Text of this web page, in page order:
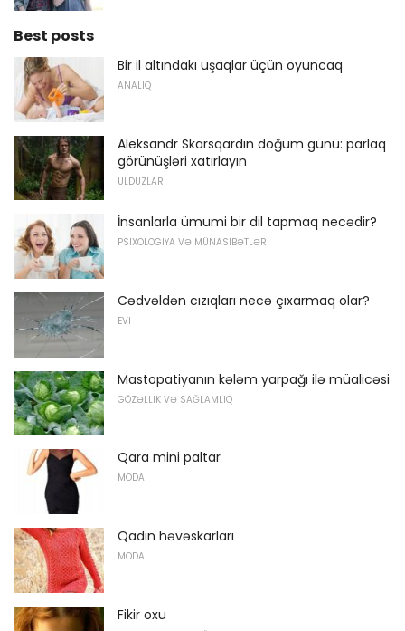
Best posts
Bir il altındakı uşaqlar üçün oyuncaq
ANALIQ
Aleksandr Skarsqardın doğum günü: parlaq
görünüşləri xatırlayın
ULDUZLAR
İnsanlarla ümumi bir dil tapmaq necədir?
PSIXOLOGIYA VƏ MÜNASIBƏTLƏR
Cədvəldən cızıqları necə çıxarmaq olar?
EVI
Mastopatiyanın kələm yarpağı ilə müalicəsi
GÖZƏLLIK VƏ SAĞLAMLIQ
Qara mini paltar
MODA
Qadın həvəskarları
MODA
Fikir oxu